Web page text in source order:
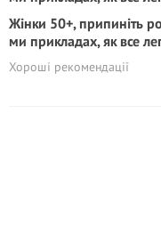
Жінки 50+, припиніть
ми прикладах, як все
Хороші рекомендації